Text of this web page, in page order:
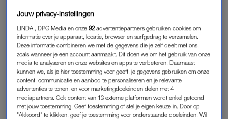
op zolder. Zonde. Sommige aandenkens verdienen toch
wel een mooiere plek?
En nee, daar hoef je geen knutselwonder voor te zijn.
TASTBAAR AANDENKEN
Je staat er misschien niet altijd bij stil, maar we weten het
allemaal: niets gaat zo snel als de kindertijd. Het worden niet
Jouw privacy-instellingen
LINDA., DPG Media en onze92 advertentiepartners gebruiken cookies om
informatie over je apparaat, locatie, browser en surfgedrag te verzamelen.
Deze informatie combineren we met de gegevens die je zelf deelt met ons,
zoals wanneer je een account aanmaakt. Dit doen we om het gebruik van onze
media te analyseren en onze websites en apps te verbeteren. Daarnaast
kunnen we, als je hier toestemming voor geeft, je gegevens gebruiken om onze
content, communicatie en aanbod te personaliseren en je relevante
advertenties te tonen, en voor marketingdoeleinden delen met 4
mediapartners. Ook content van 13 externe platformen wordt enkel getoond
met jouw toestemming. Geef toestemming of stel je eigen keuze in. Door op
"Akkoord" te klikken, geef je toestemming voor onderstaande doeleinden. Wil